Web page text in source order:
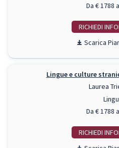
Da € 1788
RICHIEDI INFO
Lingue e culture
Laurea
Da € 1788
RICHIEDI INFO